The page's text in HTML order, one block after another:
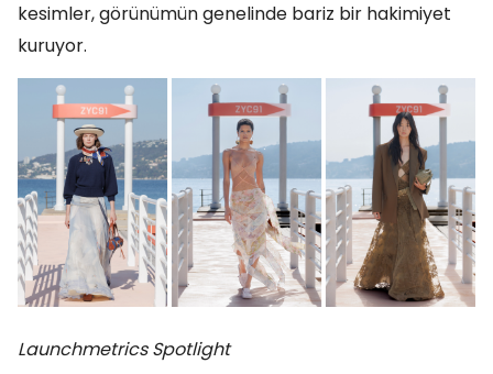
kesimler, görünümün genelinde bariz bir hakimiyet
kuruyor.
Launchmetrics Spotlight